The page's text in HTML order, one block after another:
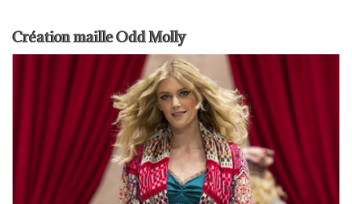
Création maille Odd Molly